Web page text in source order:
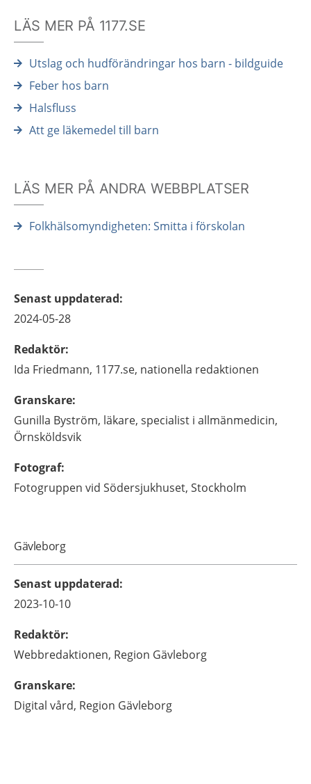
LÄS MER PÅ 1177.SE
Utslag och hudförändringar hos barn - bildguide
Feber hos barn
Halsfluss
Att ge läkemedel till barn
LÄS MER PÅ ANDRA WEBBPLATSER
Folkhälsomyndigheten: Smitta i förskolan
Senast uppdaterad:
2024-05-28
Redaktör:
Ida Friedmann, 1177.se, nationella redaktionen
Granskare:
Gunilla Byström, läkare, specialist i allmänmedicin,
Örnsköldsvik
Fotograf:
Fotogruppen vid Södersjukhuset, Stockholm
Gävleborg
Senast uppdaterad:
2023-10-10
Redaktör:
Webbredaktionen, Region Gävleborg
Granskare:
Digital vård, Region Gävleborg